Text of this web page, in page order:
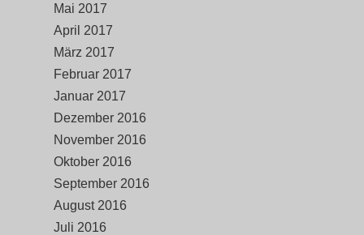
Mai 2017
April 2017
März 2017
Februar 2017
Januar 2017
Dezember 2016
November 2016
Oktober 2016
September 2016
August 2016
Juli 2016